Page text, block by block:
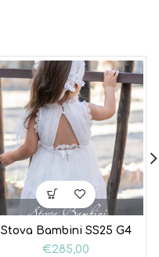
Stova Bambini SS25 G4
€285,00